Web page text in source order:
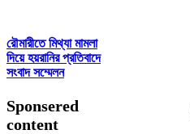
রৌমারীতে মিথ্যা মামলা
দিয়ে হয়রানির প্রতিবাদে
সংবাদ সম্মেলন
Sponsered
content